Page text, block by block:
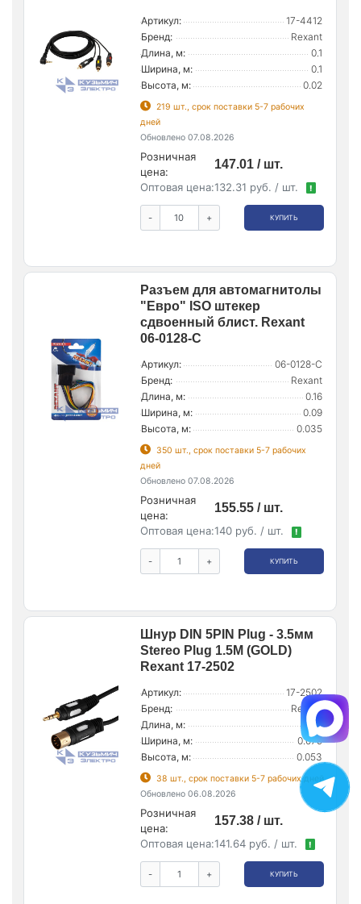
Артикул:
17-4412
Бренд:
Rexant
Длина, м:
0.1
Ширина, м:
0.1
Высота, м:
0.02
219 шт., срок поставки 5-7 рабочих
дней
Обновлено 07.08.2026
Розничная
цена:
147.01 / шт.
Оптовая цена:132.31 руб. / шт. !
- + КУПИТЬ
Разъем для автомагнитолы
"Евро" ISO штекер
сдвоенный блист. Rexant
06-0128-C
Артикул:
06-0128-C
Бренд:
Rexant
Длина, м:
0.16
Ширина, м:
0.09
Высота, м:
0.035
350 шт., срок поставки 5-7 рабочих
дней
Обновлено 07.08.2026
Розничная
цена:
155.55 / шт.
Оптовая цена:140 руб. / шт. !
- + КУПИТЬ
Шнур DIN 5PIN Plug - 3.5мм
Stereo Plug 1.5М (GOLD)
Rexant 17-2502
Артикул:
17-2502
Бренд:
Rexant
Длина, м:
0.111
Ширина, м:
0.079
Высота, м:
0.053
38 шт., срок поставки 5-7 рабочих дней
Обновлено 06.08.2026
Розничная
цена:
157.38 / шт.
Оптовая цена:141.64 руб. / шт. !
- + КУПИТЬ